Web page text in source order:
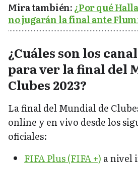
Mira también:¿Por qué
no jugarán la final ante
¿Cuáles son los
para ver la final del
Clubes 2023?
La final del Mundial de
online y en vivo desde los
oficiales:
FIFA Plus (FIFA +) a nivel